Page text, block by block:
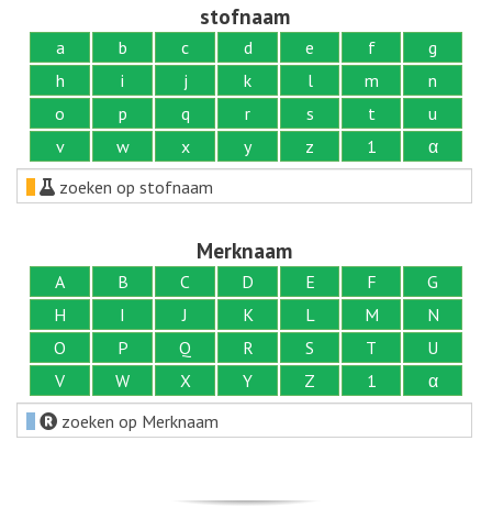
stofnaam
a b c d e f
g
h
i j k l m
n
o
p q r s t
u
v
w x y z 1
α
zoeken op stofnaam
Merknaam
A B C D E F
G
H
I J K L M
N
O
P Q R S T
U
V
W X Y Z 1
α
zoeken op Merknaam